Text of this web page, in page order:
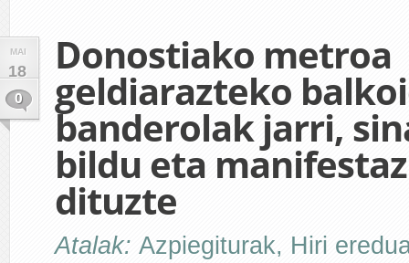
MAI
18
0
Donostiako metroa
geldiarazteko
banderolak jarri,
bildu eta
dituzte
Atalak: Azpiegiturak, Hiri